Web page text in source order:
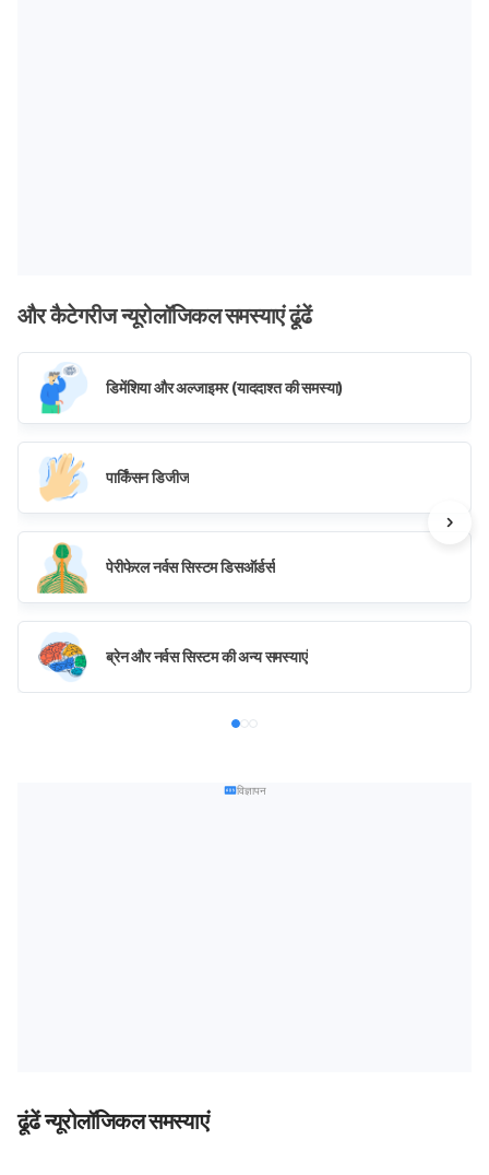
और कैटेगरीज न्यूरोलॉजिकल समस्याएं ढूंढें
डिमेंशिया और अल्जाइमर (याददाश्त की समस्या)
पार्किंसन डिजीज
पेरीफेरल नर्वस सिस्टम डिसऑर्डर्स
ब्रेन और नर्वस सिस्टम की अन्य समस्याएं
विज्ञापन
ढूंढें न्यूरोलॉजिकल समस्याएं